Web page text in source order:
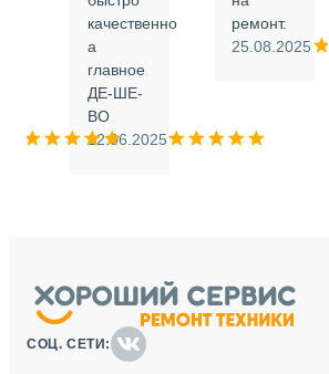
качественно
а
главное
ДЕ-ШЕ-
ВО
12.06.2025
ремонт.
25.08.2025
СОЦ. СЕТИ: